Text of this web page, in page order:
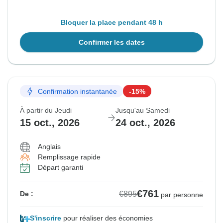
Bloquer la place pendant 48 h
Confirmer les dates
Confirmation instantanée -15%
À partir du Jeudi
15 oct., 2026
Jusqu'au Samedi
24 oct., 2026
Anglais
Remplissage rapide
Départ garanti
De : €895€761 par personne
S'inscrire pour réaliser des économies